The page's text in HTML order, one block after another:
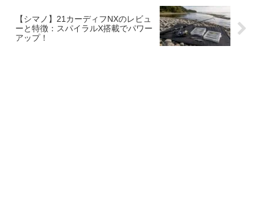
【シマノ】21カーディフNXのレビュ
ーと特徴：スパイラルX搭載でパワー
アップ！